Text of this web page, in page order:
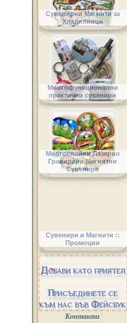
Сувенирни Магнити за
Хладилници
Многофункционални
практични сувенири
Многослойни Лазерно
Гравирани Магнитни
Сувенири
Сувенири и Магнити ::
Промоции
Добави като приятел
Присъединете се
към нас във Фейсбук
Контакти